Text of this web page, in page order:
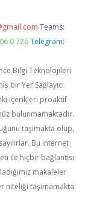
Teams:
0 726 Telegram:
Bilgi Teknolojileri
bir Yer Sağlayıcı
içerikleri proaktif
bulunmamaktadır.
taşımakta olup,
Bu internet
ile hiçbir bağlantısı
makaleler
niteliği taşımamakta